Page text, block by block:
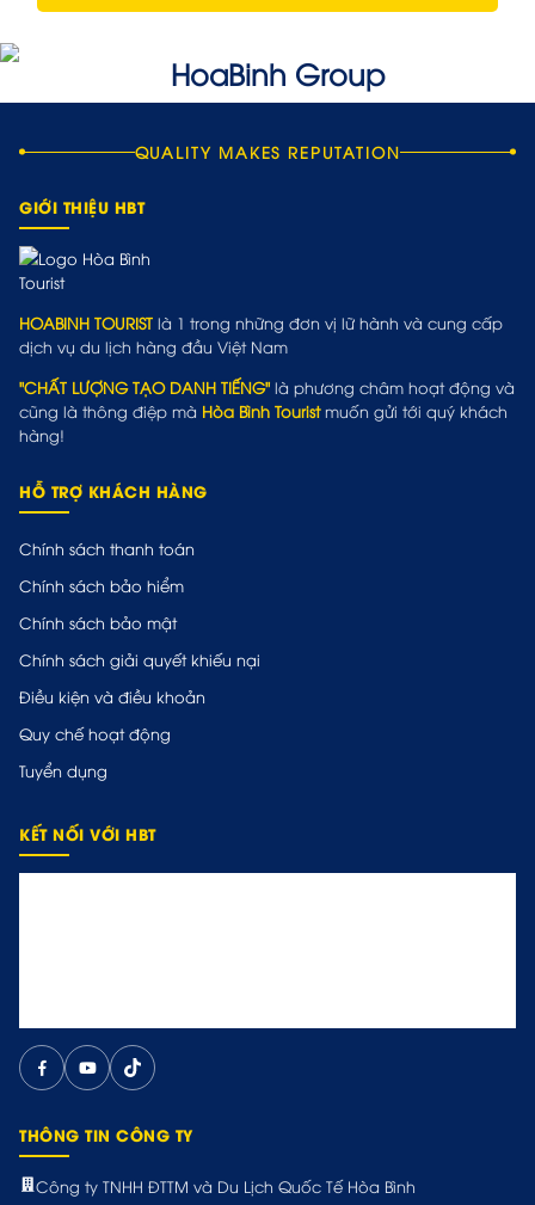
QUALITY MAKES REPUTATION
GIỚI THIỆU HBT
HOABINH TOURIST là 1 trong những đơn vị lữ hành và cung cấp
dịch vụ du lịch hàng đầu Việt Nam
"CHẤT LƯỢNG TẠO DANH TIẾNG" là phương châm hoạt động và
cũng là thông điệp mà Hòa Bình Touristmuốn gửi tới quý khách
hàng!
HỖ TRỢ KHÁCH HÀNG
Chính sách thanh toán
Chính sách bảo hiểm
Chính sách bảo mật
Chính sách giải quyết khiếu nại
Điều kiện và điều khoản
Quy chế hoạt động
Tuyển dụng
KẾT NỐI VỚI HBT
THÔNG TIN CÔNG TY
Công ty TNHH ĐTTM và Du Lịch Quốc Tế Hòa Bình